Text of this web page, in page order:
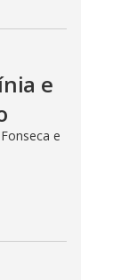
e
e